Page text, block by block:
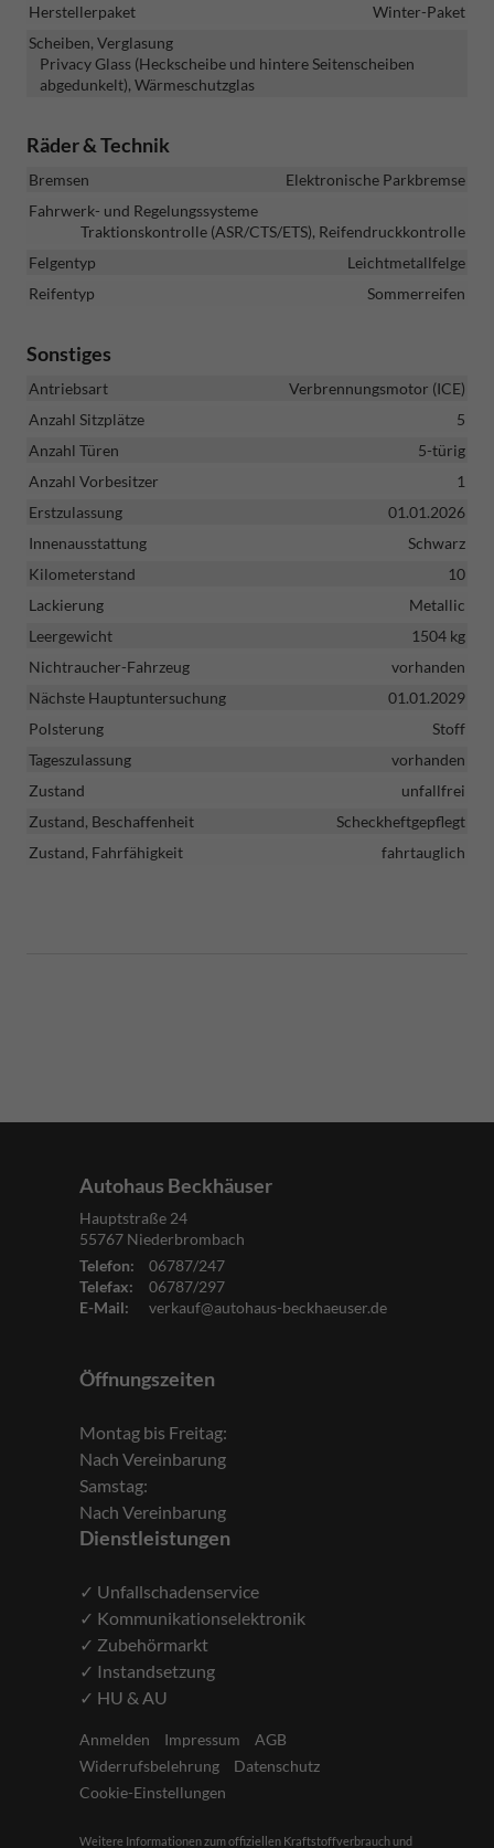
Herstellerpaket
Winter-Paket
Scheiben, Verglasung
Privacy Glass (Heckscheibe und hintere Seitenscheiben
abgedunkelt), Wärmeschutzglas
Räder & Technik
Bremsen
Elektronische Parkbremse
Fahrwerk- und Regelungssysteme
Traktionskontrolle (ASR/CTS/ETS), Reifendruckkontrolle
Felgentyp
Leichtmetallfelge
Reifentyp
Sommerreifen
Sonstiges
Antriebsart
Verbrennungsmotor (ICE)
Anzahl Sitzplätze
5
Anzahl Türen
5-türig
Anzahl Vorbesitzer
1
Erstzulassung
01.01.2026
Innenausstattung
Schwarz
Kilometerstand
10
Lackierung
Metallic
Leergewicht
1504 kg
Nichtraucher-Fahrzeug
vorhanden
Nächste Hauptuntersuchung
01.01.2029
Polsterung
Stoff
Tageszulassung
vorhanden
Zustand
unfallfrei
Zustand, Beschaffenheit
Scheckheftgepflegt
Zustand, Fahrfähigkeit
fahrtauglich
Autohaus Beckhäuser
Hauptstraße 24
55767 Niederbrombach
Telefon:
06787/247
Telefax:
06787/297
E-Mail:
verkauf@autohaus-beckhaeuser.de
Öffnungszeiten
Montag bis Freitag:
Nach Vereinbarung
Samstag:
Nach Vereinbarung
Dienstleistungen
✓ Unfallschadenservice
✓ Kommunikationselektronik
✓ Zubehörmarkt
✓ Instandsetzung
✓ HU & AU
Anmelden Impressum
AGB
Widerrufsbelehrung
Datenschutz
Cookie-Einstellungen
Weitere Informationen zum offiziellen Kraftstoffverbrauch und